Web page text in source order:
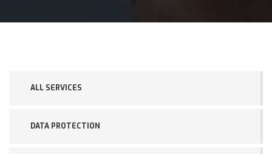
ALL SERVICES
DATA PROTECTION